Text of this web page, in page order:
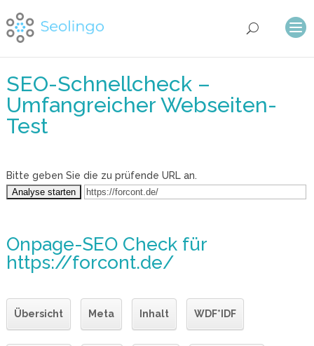
SEO-Schnellcheck –
Umfangreicher Webseiten-
Test
Bitte geben Sie die zu prüfende URL an.
Onpage-SEO Checkfür
https://forcont.de/
Übersicht Meta Inhalt WDF*IDF